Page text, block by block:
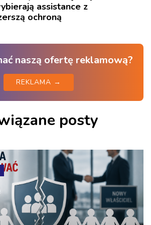
assistance z
ochroną
naszą ofertę reklamową?
REKLAMA →
posty